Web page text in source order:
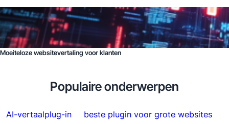
Moeiteloze websitevertaling voor klanten
Populaire onderwerpen
AI-vertaalplug-in
beste plugin voor grote websites